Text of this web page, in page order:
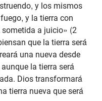
y los mismos
y la tierra con
a juicio» (2
que la tierra será
una nueva desde
la tierra será
Dios transformará
tierra nueva que será